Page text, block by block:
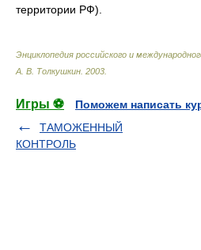
территории РФ).
Энциклопедия российского и
А. В. Толкушкин 2003
Игры ⚽
Поможем написать
ТАМОЖЕННЫЙ
КОНТРОЛЬ